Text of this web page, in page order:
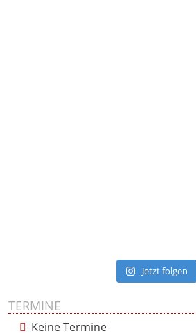
Jetzt folgen
TERMINE
Keine Termine